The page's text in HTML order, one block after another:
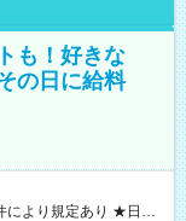
も！好きな
の日に給料